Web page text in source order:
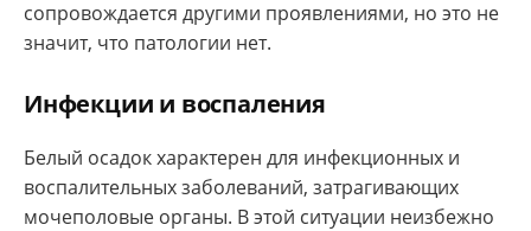
сопровождается другими проявлениями, но это не
значит, что патологии нет.
Инфекции и воспаления
Белый осадок характерен для инфекционных и
воспалительных заболеваний, затрагивающих
мочеполовые органы. В этой ситуации неизбежно